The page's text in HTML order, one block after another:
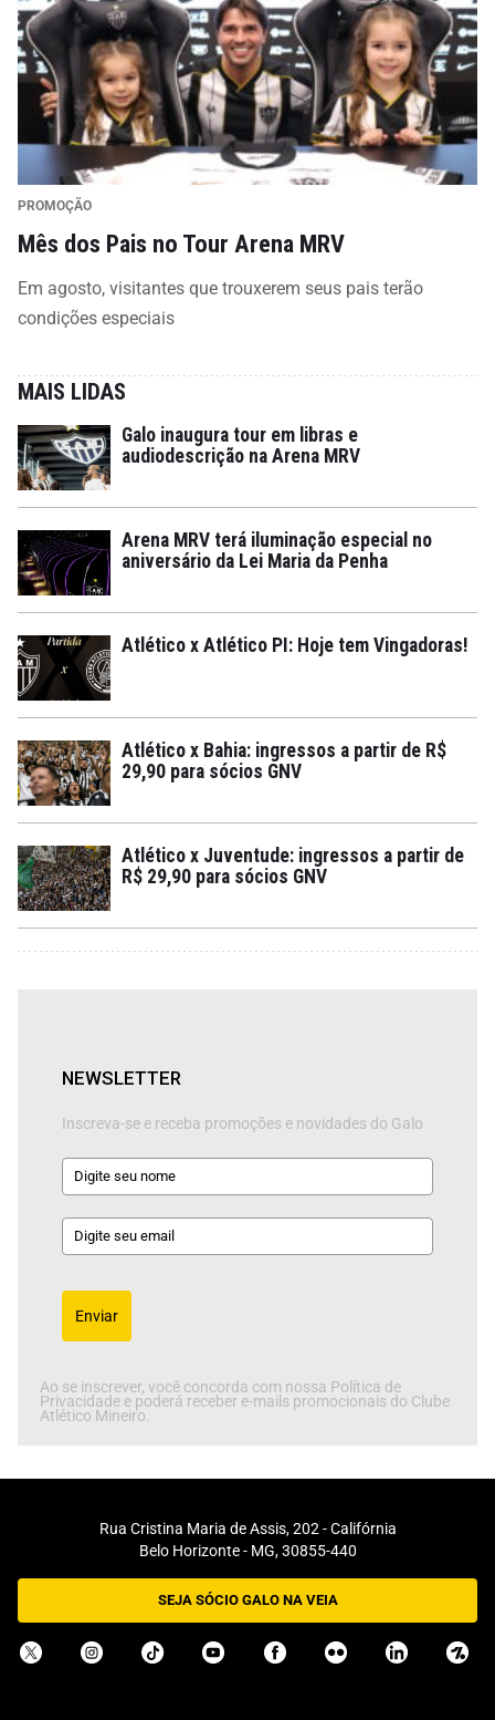
PROMOÇÃO
Mês dos Pais no Tour Arena MRV
Em agosto, visitantes que trouxerem seus pais terão
condições especiais
MAIS LIDAS
Galo inaugura tour em libras e
audiodescrição na Arena MRV
Arena MRV terá iluminação especial no
aniversário da Lei Maria da Penha
Atlético x Atlético PI: Hoje tem Vingadoras!
Atlético x Bahia: ingressos a partir de R$
29,90 para sócios GNV
Atlético x Juventude: ingressos a partir de
R$ 29,90 para sócios GNV
NEWSLETTER
Inscreva-se e receba promoções e novidades do Galo
Enviar
Ao se inscrever, você concorda com nossa Política de
Privacidade e poderá receber e-mails promocionais do Clube
Atlético Mineiro.
Rua Cristina Maria de Assis, 202 - Califórnia
Belo Horizonte - MG, 30855-440
SEJA SÓCIO GALO NA VEIA